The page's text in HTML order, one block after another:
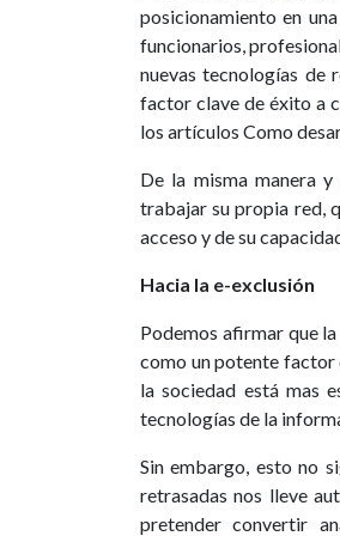
posicionamiento en
funcionarios,
nuevas tecnologías de
factor clave de éxito a
los artículos Como
De la misma manera
trabajar su propia red,
acceso y de su
Hacia la e-exclusión
Podemos afirmar que
como un potente factor
la sociedad está mas
tecnologías de la
Sin embargo, esto no
retrasadas nos lleve
pretender convertir